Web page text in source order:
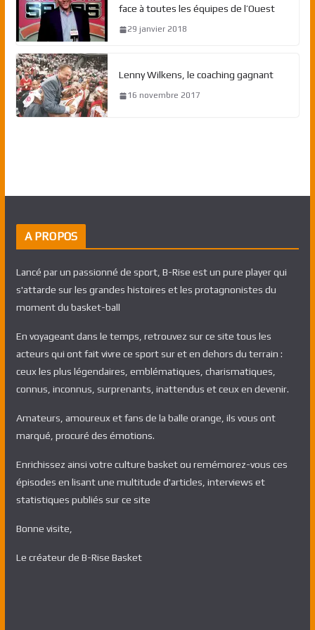
face à toutes les équipes de l’Ouest
29 janvier 2018
Lenny Wilkens, le coaching gagnant
16 novembre 2017
A PROPOS
Lancé par un passionné de sport, B-Rise est un pure player qui
s'attarde sur les grandes histoires et les protagnonistes du
moment du basket-ball
En voyageant dans le temps, retrouvez sur ce site tous les
acteurs qui ont fait vivre ce sport sur et en dehors du terrain :
ceux les plus légendaires, emblématiques, charismatiques,
connus, inconnus, surprenants, inattendus et ceux en devenir.
Amateurs, amoureux et fans de la balle orange, ils vous ont
marqué, procuré des émotions.
Enrichissez ainsi votre culture basket ou remémorez-vous ces
épisodes en lisant une multitude d'articles, interviews et
statistiques publiés sur ce site
Bonne visite,
Le créateur de B-Rise Basket